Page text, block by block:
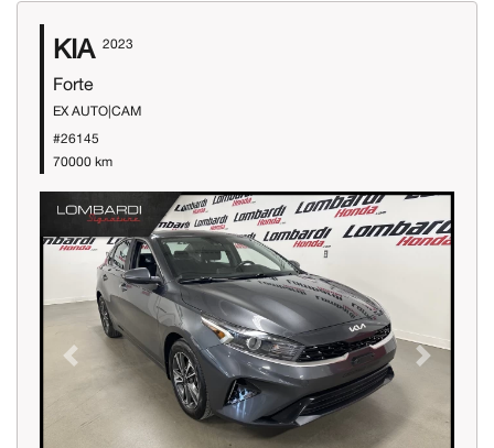
KIA 2023
Forte
EX AUTO|CAM
#26145
70000 km
Previous Next